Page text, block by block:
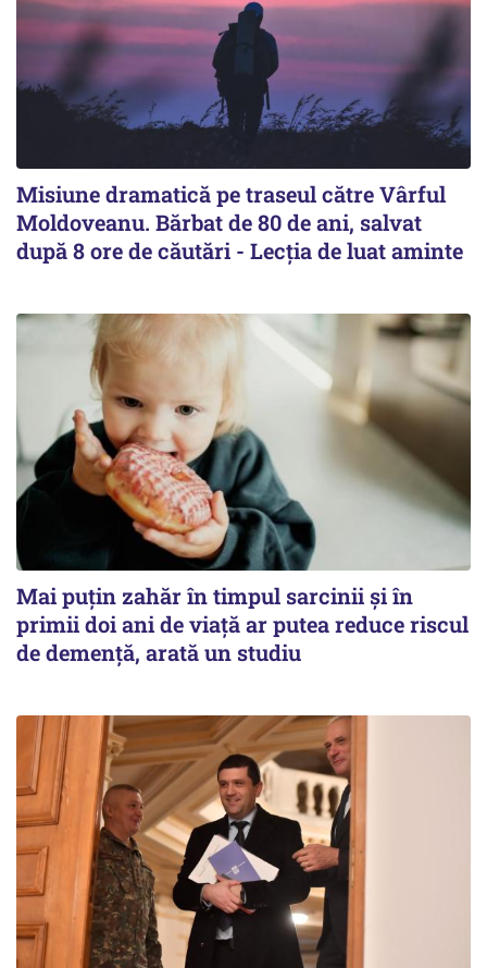
Misiune dramatică pe traseul către Vârful
Moldoveanu. Bărbat de 80 de ani, salvat
după 8 ore de căutări - Lecția de luat aminte
Mai puțin zahăr în timpul sarcinii și în
primii doi ani de viață ar putea reduce riscul
de demență, arată un studiu